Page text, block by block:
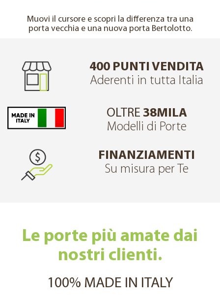
PRIMA DOPO
Muovi il cursore e scopri la differenza tra una
porta vecchia e una nuova porta Bertolotto.
400 PUNTI VENDITA
Aderenti in tutta Italia
OLTRE 38MILA
Modelli di Porte
FINANZIAMENTI
Su misura per Te
Le porte più amate dai
nostri clienti.
100% MADE IN ITALY